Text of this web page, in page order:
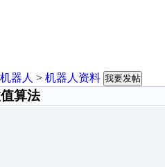
机器人 > 机器人资料 我要发帖
算法